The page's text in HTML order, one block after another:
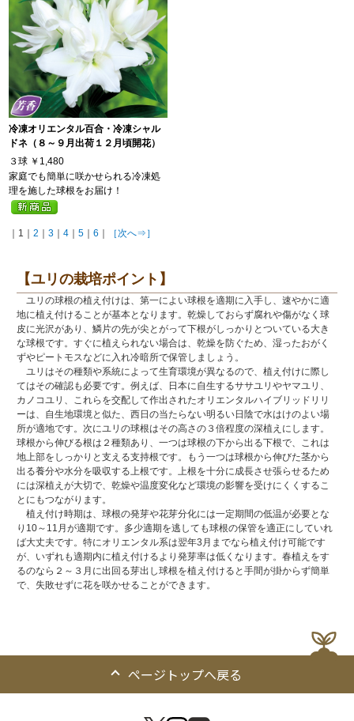
冷凍オリエンタル百合・冷凍シャル
ドネ（８～９月出荷１２月頃開花）
３球 ￥1,480
家庭でも簡単に咲かせられる冷凍処
理を施した球根をお届け！
｜1｜2 ｜3 ｜4 ｜5 ｜6 ［次へ⇒］
【ユリの栽培ポイント】
ユリの球根の植え付けは、第一によい球根を適期に入手し、速やかに適
地に植え付けることが基本となります。乾燥しておらず腐れや傷がなく球
皮に光沢があり、鱗片の先が尖とがって下根がしっかりとついている大き
な球根です。すぐに植えられない場合は、乾燥を防ぐため、湿ったおがく
ずやピートモスなどに入れ冷暗所で保管しましょう。
ユリはその種類や系統によって生育環境が異なるので、植え付けに際し
てはその確認も必要です。例えば、日本に自生するササユリやヤマユリ、
カノコユリ、これらを交配して作出されたオリエンタルハイブリッドリリ
ーは、自生地環境と似た、西日の当たらない明るい日陰で水はけのよい場
所が適地です。次にユリの球根はその高さの３倍程度の深植えにします。
球根から伸びる根は２種類あり、一つは球根の下から出る下根で、これは
地上部をしっかりと支える支持根です。もう一つは球根から伸びた茎から
出る養分や水分を吸収する上根です。上根を十分に成長させ張らせるため
には深植えが大切で、乾燥や温度変化など環境の影響を受けにくくするこ
とにもつながります。
植え付け時期は、球根の発芽や花芽分化には一定期間の低温が必要とな
り10～11月が適期です。多少適期を逃しても球根の保管を適正にしていれ
ば大丈夫です。特にオリエンタル系は翌年3月までなら植え付け可能です
が、いずれも適期内に植え付けるより発芽率は低くなります。春植えをす
るのなら２～３月に出回る芽出し球根を植え付けると手間が掛からず簡単
で、失敗せずに花を咲かせることができます。
ページトップへ戻る